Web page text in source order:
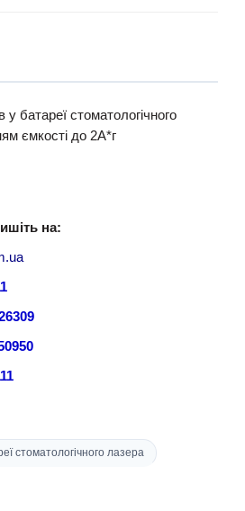
у батареї стоматологічного
ємкості до 2А*г
на:
стоматологічного лазера